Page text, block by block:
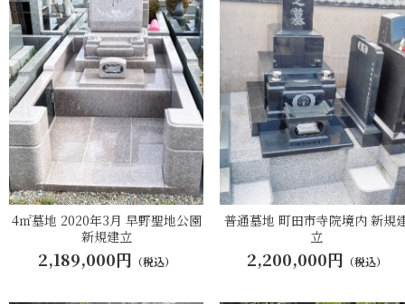
4㎡墓地 2020年3月 早野聖地公園
新規建立
2,189,000円 （税込）
普通墓地 町田市寺院境内 新規
立
2,200,000円 （税込）